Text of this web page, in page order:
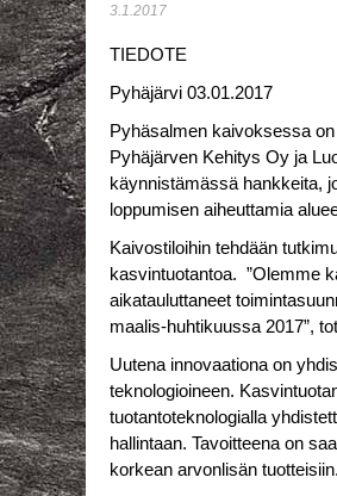
3.1.2017
TIEDOTE
Pyhäjärvi 03.01.2017
Pyhäsalmen kaivoksessa
Pyhäjärven Kehitys Oy ja
käynnistämässä hankkeita,
loppumisen aiheuttamia
Kaivostiloihin tehdään
kasvintuotantoa. ”Olemme
aikatauluttaneet
maalis-huhtikuussa 2017”,
Uutena innovaationa on
teknologioineen.
tuotantoteknologialla
hallintaan. Tavoitteena on
korkean arvonlisän tuotteisiin.